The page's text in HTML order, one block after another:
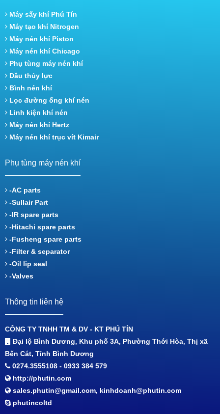
Máy sấy khí Phú Tín
Máy tạo khí Nitrogen
Máy nén khí Piston
Máy nén khí Chicago
Phụ tùng máy nén khí
Dầu thủy lực
Bình nén khí
Lọc đường ống khí nén
Linh kiện khí nén
Máy nén khí Hertz
Máy nén khí trục vít Kimair
Phụ tùng máy nén khí
-AC parts
-Sullair Part
-IR spare parts
-Hitachi spare parts
-Fusheng spare parts
-Filter & separator
-Oil lip seal
-Valves
Thông tin liên hệ
CÔNG TY TNHH TM & DV - KT PHÚ TÍN
Đại lộ Bình Dương, Khu phố 3A, Phường Thới Hòa, Thị xã
Bến Cát, Tỉnh Bình Dương
0274.3555108 - 0933 384 579
http://phutin.com
sales.phutin@gmail.com, kinhdoanh@phutin.com
phutincoltd